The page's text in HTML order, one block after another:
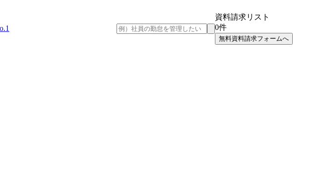
資料請求リスト
0件
無料資料請求フォームへ